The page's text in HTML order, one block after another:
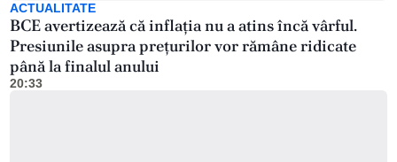
ACTUALITATE
BCE avertizează că inflația nu a atins încă vârful.
Presiunile asupra prețurilor vor rămâne ridicate
până la finalul anului
20:33